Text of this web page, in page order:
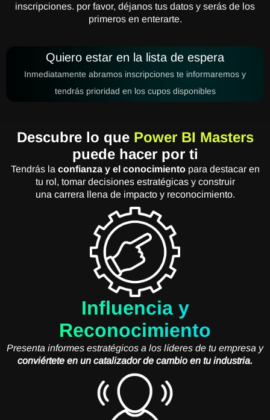
inscripciones. por favor, déjanos tus datos y serás de los
primeros en enterarte.
Quiero estar en la lista de espera
Inmediatamente abramos inscripciones te informaremos y
tendrás prioridad en los cupos disponibles
Descubre lo que Power BI Masters
puede hacer por ti
Tendrás la confianza y el conocimientopara destacar en
tu rol, tomar decisiones estratégicas y construir
una carrera llena de impacto y reconocimiento.
Influencia y
Reconocimiento
Presenta informes estratégicos a los líderes de tu empresa y
conviértete en un catalizador de cambio en tu industria.